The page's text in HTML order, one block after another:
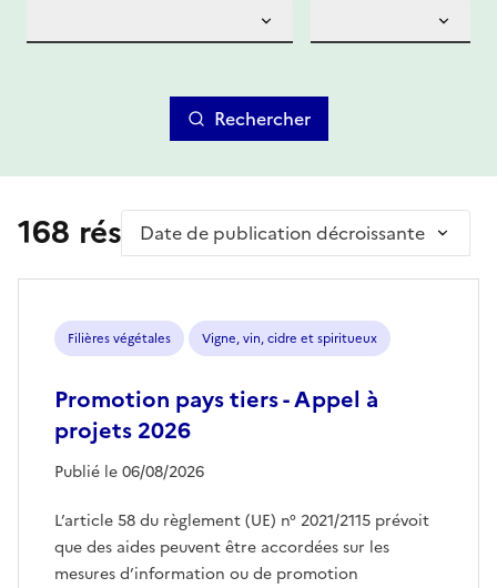
Trier par
Rechercher
168 résultat(s)
Filières végétales Vigne, vin, cidre et spiritueux
Promotion pays tiers - Appel à
projets 2026
Publié le 06/08/2026
L’article 58 du règlement (UE) n° 2021/2115 prévoit
que des aides peuvent être accordées sur les
mesures d’information ou de promotion